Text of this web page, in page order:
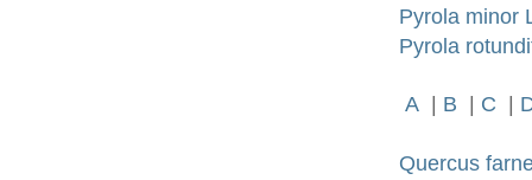
Pyrola minor
Pyrola
A B C
Quercus